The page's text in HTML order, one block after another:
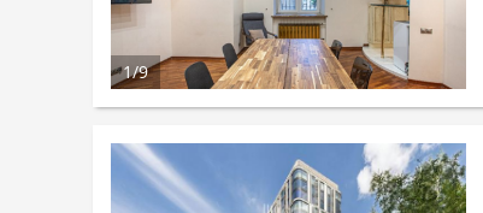
1/9